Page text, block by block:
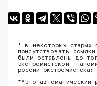
* в некоторых старых
присутствовать
были оставлены до
экстремистской.
россии экстремистская
**это автоматический